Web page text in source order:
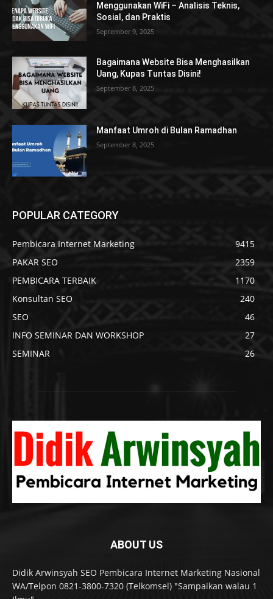
Menggunakan WiFi – Analisis Teknis,
Sosial, dan Praktis
September 9, 2025
Bagaimana Website Bisa Menghasilkan
Uang, Kupas Tuntas Disini!
September 8, 2025
Manfaat Umroh di Bulan Ramadhan
September 8, 2025
POPULAR CATEGORY
Pembicara Internet Marketing
9415
PAKAR SEO
2359
PEMBICARA TERBAIK
1170
Konsultan SEO
240
SEO
46
INFO SEMINAR DAN WORKSHOP
27
SEMINAR
26
ABOUT US
Didik Arwinsyah SEO Pembicara Internet Marketing Nasional
WA/Telpon 0821-3800-7320 (Telkomsel) "Sampaikan walau 1